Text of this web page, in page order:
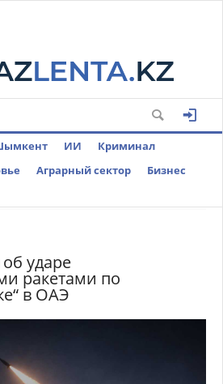
ИИ
Криминал
Аграрный сектор
Бизнес
ударе
ракетами по
в ОАЭ